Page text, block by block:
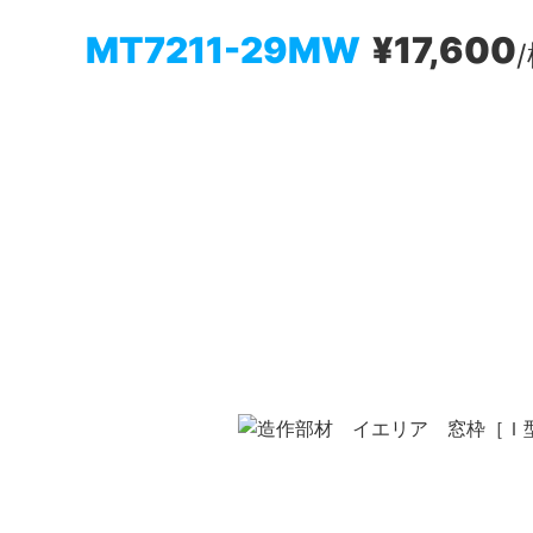
MT7211-29MW ¥17,600/